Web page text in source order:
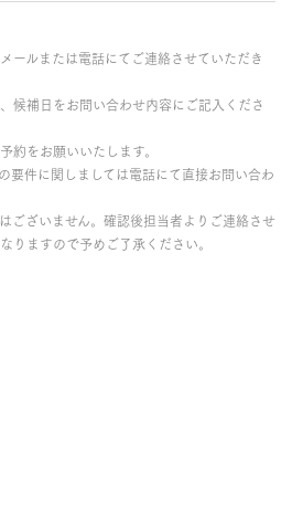
ールまたは電話にてご連絡させていただき
候補日をお問い合わせ内容にご記入くださ
をお願いいたします。
要件に関しましては電話にて直接お問い合わ
ございません。確認後担当者よりご連絡させ
りますので予めご了承ください。